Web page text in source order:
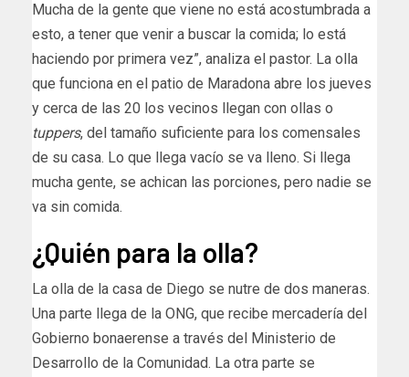
Mucha de la gente que viene no está acostumbrada a
esto, a tener que venir a buscar la comida; lo está
haciendo por primera vez”, analiza el pastor. La olla
que funciona en el patio de Maradona abre los jueves
y cerca de las 20 los vecinos llegan con ollas o
tuppers, del tamaño suficiente para los comensales
de su casa. Lo que llega vacío se va lleno. Si llega
mucha gente, se achican las porciones, pero nadie se
va sin comida.
¿Quién para la olla?
La olla de la casa de Diego se nutre de dos maneras.
Una parte llega de la ONG, que recibe mercadería del
Gobierno bonaerense a través del Ministerio de
Desarrollo de la Comunidad. La otra parte se